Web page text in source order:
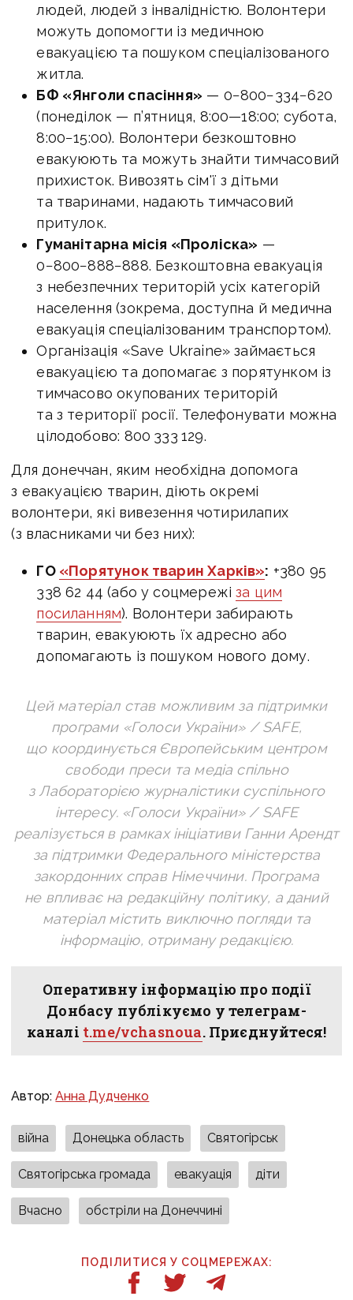
людей, людей з інвалідністю. Волонтери
можуть допомогти із медичною
евакуацією та пошуком спеціалізованого
житла.
БФ «Янголи спасіння» — 0−800−334−620
(понеділок — п’ятниця, 8:00—18:00; субота,
8:00−15:00). Волонтери безкоштовно
евакуюють та можуть знайти тимчасовий
прихисток. Вивозять сім'ї з дітьми
та тваринами, надають тимчасовий
притулок.
Гуманітарна місія «Проліска» —
0−800−888−888. Безкоштовна евакуація
з небезпечних територій усіх категорій
населення (зокрема, доступна й медична
евакуація спеціалізованим транспортом).
Організація «Save Ukraine» займається
евакуацією та допомагає з порятунком із
тимчасово окупованих територій
та з території росії. Телефонувати можна
цілодобово: 800 333 129.
Для донеччан, яким необхідна допомога
з евакуацією тварин, діють окремі
волонтери, які вивезення чотирилапих
(з власниками чи без них):
ГО «Порятунок тварин Харків»: +380 95
338 62 44 (або у соцмережіза цим
посиланням). Волонтери забирають
тварин, евакуюють їх адресно або
допомагають із пошуком нового дому.
Цей матеріал став можливим за підтримки
програми «Голоси України» / SAFE,
що координується Європейським центром
свободи преси та медіа спільно
з Лабораторією журналістики суспільного
інтересу. «Голоси України» / SAFE
реалізується в рамках ініціативи Ганни Арендт
за підтримки Федерального міністерства
закордонних справ Німеччини. Програма
не впливає на редакційну політику, а даний
матеріал містить виключно погляди та
інформацію, отриману редакцією.
Оперативну інформацію про події
Донбасу публікуємо у телеграм-
каналі t.me/vchasnoua. Приєднуйтеся!
Автор:Анна Дудченко
війна Донецька область Святогірськ
Святогірська громада евакуація діти
Вчасно обстріли на Донеччині
ПОДІЛИТИСЯ У СОЦМЕРЕЖАХ: